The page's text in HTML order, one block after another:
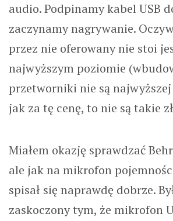
audio. Podpinamy kabel USB
zaczynamy nagrywanie.
przez nie oferowany nie stoi
najwyższym poziomie
przetworniki nie są
jak za tę cenę, to nie są takie
Miałem okazję sprawdzać
ale jak na mikrofon
spisał się naprawdę dobrze.
zaskoczony tym, że mikrofon